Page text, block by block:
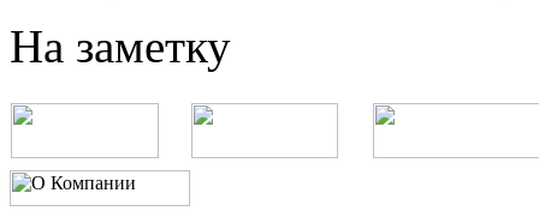
На заметку